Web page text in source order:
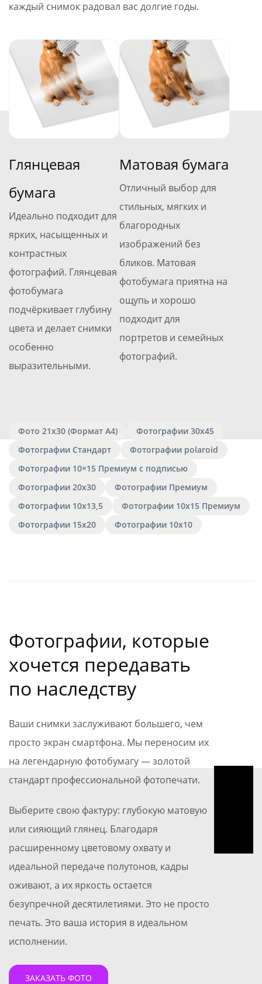
каждый снимок радовал вас долгие годы.
Глянцевая
бумага
Идеально подходит для
ярких, насыщенных и
контрастных
фотографий. Глянцевая
фотобумага
подчёркивает глубину
цвета и делает снимки
особенно
выразительными.
Матовая бумага
Отличный выбор для
стильных, мягких и
благородных
изображений без
бликов. Матовая
фотобумага приятна на
ощупь и хорошо
подходит для
портретов и семейных
фотографий.
Фото 21х30 (Формат А4)
Фотографии 30х45
Фотографии Стандарт
Фотографии polaroid
Фотографии 10×15 Премиум с подписью
Фотографии 20х30
Фотографии Премиум
Фотографии 10х13,5
Фотографии 10х15 Премиум
Фотографии 15х20
Фотографии 10х10
Фотографии, которые
хочется передавать
по наследству
Ваши снимки заслуживают большего, чем
просто экран смартфона. Мы переносим их
на легендарную фотобумагу — золотой
стандарт профессиональной фотопечати.
Выберите свою фактуру: глубокую матовую
или сияющий глянец. Благодаря
расширенному цветовому охвату и
идеальной передаче полутонов, кадры
оживают, а их яркость остается
безупречной десятилетиями. Это не просто
печать. Это ваша история в идеальном
исполнении.
ЗАКАЗАТЬ ФОТО